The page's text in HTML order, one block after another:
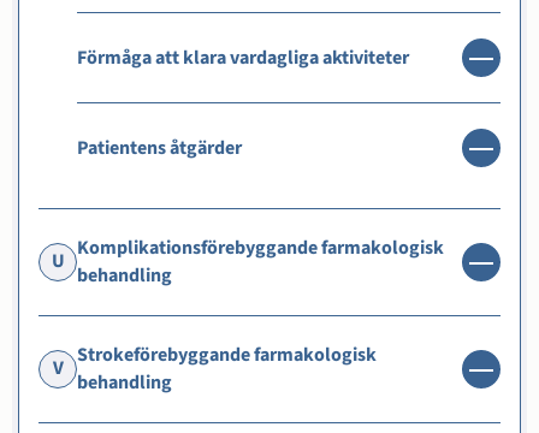
Förmåga att klara vardagliga aktiviteter
Patientens åtgärder
U
Komplikationsförebyggande farmakologisk
behandling
V
Strokeförebyggande farmakologisk
behandling